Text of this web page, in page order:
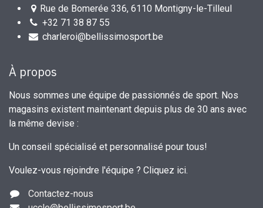
Rue de Bomerée 336, 6110 Montigny-le-Tilleul
+32 71 38 87 55
charleroi@bellissimosport.be
À propos
Nous sommes une équipe de passionnés de sport. Nos
magasins existent maintenant depuis plus de 30 ans avec
la même devise :
Un conseil spécialisé et personnalisé pour tous!
Voulez-vous rejoindre l'équipe ? Cliquez ici.
Contactez-nous